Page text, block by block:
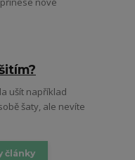
ušít například
šaty, ale nevíte
články